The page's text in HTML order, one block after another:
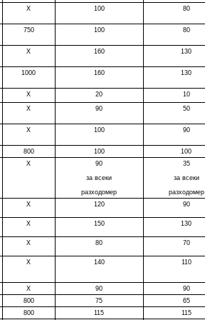
Х 100 80
750 100 80
Х 160 130
1000 160 130
Х 20
10
Х 90 50
Х 100 90
800 100
100
Х
90
за всеки
разходомер
35
за всеки
разходомер
Х 120 90
Х 150 130
Х 80 70
Х 140 110
Х 90
90
800 75
65
800 115
115